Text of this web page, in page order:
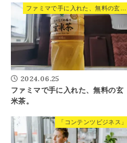
ファミマで手に入れた、無料の玄米茶。
2024.06.25
ファミマで手に入れた、無料の玄
米茶。
「コンテンツビジネス」